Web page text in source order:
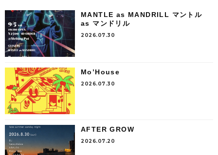
MANTLE as MANDRILL マントル
as マンドリル
2026.07.30
Mo’House
2026.07.30
AFTER GROW
2026.07.20